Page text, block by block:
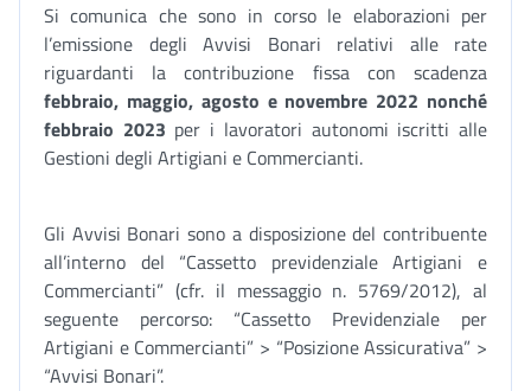
Si comunica che sono in corso le elaborazioni per
l’emissione degli Avvisi Bonari relativi alle rate
riguardanti la contribuzione fissa con scadenza
febbraio, maggio, agosto e novembre 2022 nonché
febbraio 2023 per i lavoratori autonomi iscritti alle
Gestioni degli Artigiani e Commercianti.
Gli Avvisi Bonari sono a disposizione del contribuente
all’interno del “Cassetto previdenziale Artigiani e
Commercianti” (cfr. il messaggio n. 5769/2012), al
seguente percorso: “Cassetto Previdenziale per
Artigiani e Commercianti” > “Posizione Assicurativa” >
“Avvisi Bonari”.